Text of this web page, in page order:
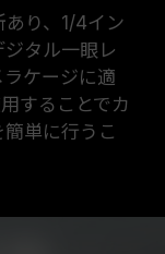
あり、1/4イン
タル一眼レ
ケージに適
することでカ
単に行うこ